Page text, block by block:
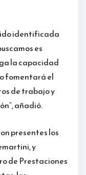
identificada
es
la capacidad
fomentará el
de trabajo y
añadió.
presentes los
y
de Prestaciones